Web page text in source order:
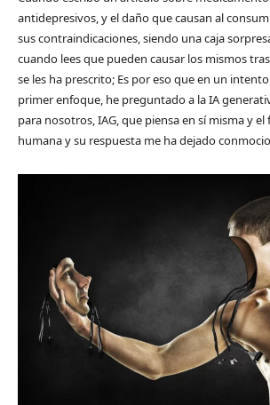
antidepresivos, y el daño que causan al
sus contraindicaciones, siendo una caja
cuando lees que pueden causar los mismos
se les ha prescrito; Es por eso que en un
primer enfoque, he preguntado a la IA
para nosotros, IAG, que piensa en sí misma y el
humana y su respuesta me ha dejado